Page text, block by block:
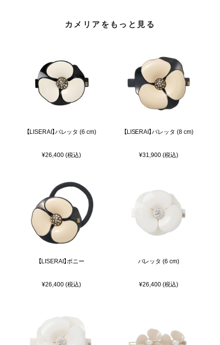
カメリアをもっと見る
【LISERAI】バレッタ (6 cm)
¥26,400 (税込)
【LISERAI】バレッタ (8 cm)
¥31,900 (税込)
【LISERAI】ポニー
¥26,400 (税込)
バレッタ (6 cm)
¥26,400 (税込)